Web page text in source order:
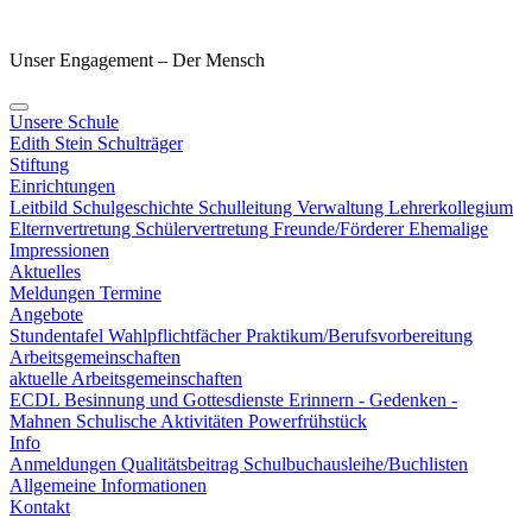
Unser Engagement – Der Mensch
Unsere Schule
Edith Stein Schulträger
Stiftung
Einrichtungen
Leitbild Schulgeschichte Schulleitung Verwaltung Lehrerkollegium
Elternvertretung Schülervertretung Freunde/FördererEhemalige
Impressionen
Aktuelles
Meldungen Termine
Angebote
Stundentafel WahlpflichtfächerPraktikum/Berufsvorbereitung
Arbeitsgemeinschaften
aktuelle Arbeitsgemeinschaften
ECDL Besinnung und Gottesdienste Erinnern - Gedenken -
Mahnen Schulische Aktivitäten Powerfrühstück
Info
Anmeldungen Qualitätsbeitrag Schulbuchausleihe/Buchlisten
Allgemeine Informationen
Kontakt